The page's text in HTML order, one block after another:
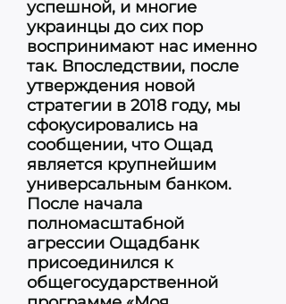
успешной, и многие
украинцы до сих пор
воспринимают нас именно
так. Впоследствии, после
утверждения новой
стратегии в 2018 году, мы
сфокусировались на
сообщении, что Ощад
является крупнейшим
универсальным банком.
После начала
полномасштабной
агрессии Ощадбанк
присоединился к
общегосударственной